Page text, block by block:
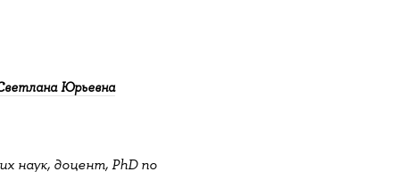
Юрьевна
наук, доцент, PhD по